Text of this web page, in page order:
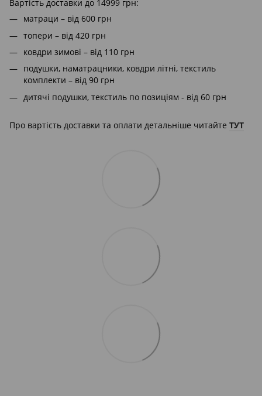
Вартість доставки до 14999 грн:
матраци – від 600 грн
топери – від 420 грн
ковдри зимові – від 110 грн
подушки, наматрацники, ковдри літні, текстиль
комплекти – від 90 грн
дитячі подушки, текстиль по позиціям - від 60 грн
Про вартість доставки та оплати детальніше читайте ТУТ